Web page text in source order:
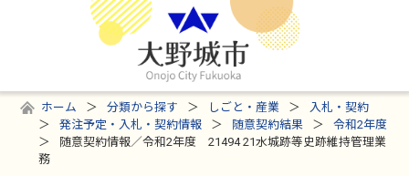
ホーム 分類から探す しごと・産業
入札・契約
発注予定・入札・契約情報
随意契約結果
令和2年度
随意契約情報／令和2年度 21494 21水城跡等史跡維持管理業
務